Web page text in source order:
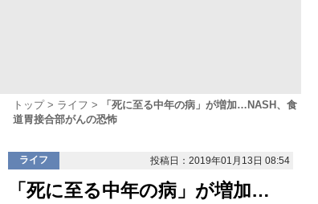
トップ ライフ
「死に至る中年の病」が増加…NASH、食
道胃接合部がんの恐怖
ライフ 投稿日：2019年01月13日 08:54
「死に至る中年の病」が増加…